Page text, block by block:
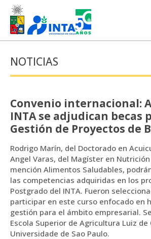
INSTITUTO
INVESTIGACIÓN
EXTENSIÓN Y
MATERIAL DE
ENGLISH
Estudiantes
Funcionarias/os
NOTICIAS
Convenio internacional:
INTA se adjudican becas
Gestión de Proyectos de
Rodrigo Marín, del Doctorado en
Angel Varas, del Magíster en
mención Alimentos Saludables,
las competencias adquiridas en los
Postgrado del INTA. Fueron
participar en este curso enfocado en
gestión para el ámbito empresarial.
Escola Superior de Agricultura Luiz de
Universidade de Sao Paulo.